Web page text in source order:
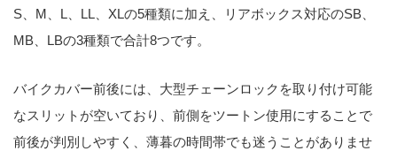
S、M、L、LL、XLの5種類に加え、リアボックス対応のSB、
MB、LBの3種類で合計8つです。
バイクカバー前後には、大型チェーンロックを取り付け可能
なスリットが空いており、前側をツートン使用にすることで
前後が判別しやすく、薄暮の時間帯でも迷うことがありませ